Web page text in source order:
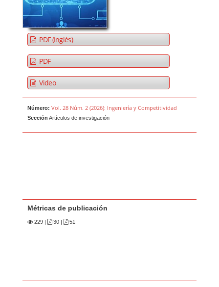
PDF (Inglés)
PDF
Video
Número: Vol. 28 Núm. 2 (2026): Ingeniería y Competitividad
Sección Artículos de investigación
Métricas de publicación
229 30 | 51